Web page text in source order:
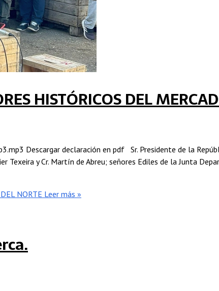
HISTÓRICOS DEL
Descargar declaración en pdf Sr. Presidente de la
Texeira y Cr. Martín de Abreu; señores Ediles de la Junta
NORTE Leer más »